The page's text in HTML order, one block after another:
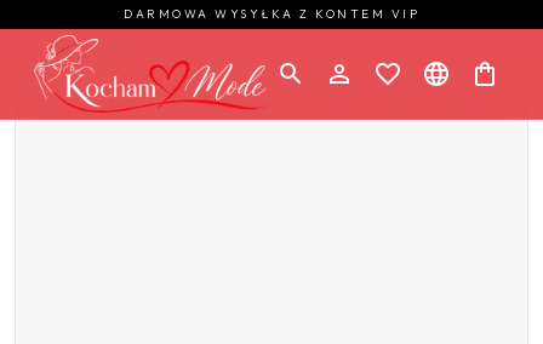
DARMOWA WYSYŁKA Z KONTEM VIP